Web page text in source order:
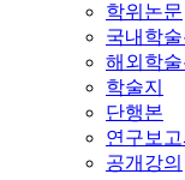
학위논문
국내학
해외학
학술지
단행본
연구보고
공개강의